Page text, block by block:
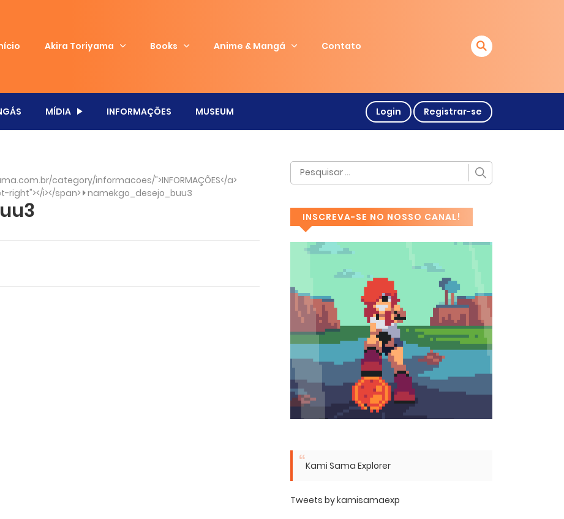
Akira Toriyama Books Anime & Mangá Contato
MÍDIA INFORMAÇÕES MUSEUM Login Registrar-se
category/informacoes/">INFORMAÇÕES</a>
i></span> namekgo_desejo_buu3
INSCREVA-SE NO NOSSO CANAL!
Kami Sama Explorer
Tweets by kamisamaexp